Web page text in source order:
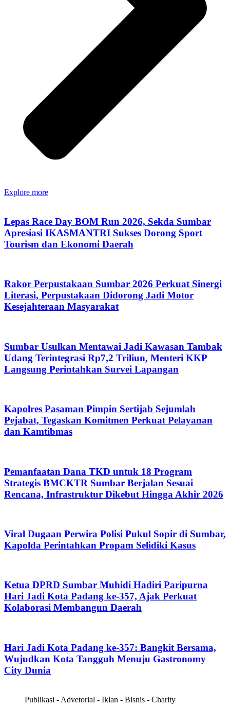
Explore more
Lepas Race Day BOM Run 2026, Sekda Sumbar
Apresiasi IKASMANTRI Sukses Dorong Sport
Tourism dan Ekonomi Daerah
Rakor Perpustakaan Sumbar 2026 Perkuat Sinergi
Literasi, Perpustakaan Didorong Jadi Motor
Kesejahteraan Masyarakat
Sumbar Usulkan Mentawai Jadi Kawasan Tambak
Udang Terintegrasi Rp7,2 Triliun, Menteri KKP
Langsung Perintahkan Survei Lapangan
Kapolres Pasaman Pimpin Sertijab Sejumlah
Pejabat, Tegaskan Komitmen Perkuat Pelayanan
dan Kamtibmas
Pemanfaatan Dana TKD untuk 18 Program
Strategis BMCKTR Sumbar Berjalan Sesuai
Rencana, Infrastruktur Dikebut Hingga Akhir 2026
Viral Dugaan Perwira Polisi Pukul Sopir di Sumbar,
Kapolda Perintahkan Propam Selidiki Kasus
Ketua DPRD Sumbar Muhidi Hadiri Paripurna
Hari Jadi Kota Padang ke-357, Ajak Perkuat
Kolaborasi Membangun Daerah
Hari Jadi Kota Padang ke-357: Bangkit Bersama,
Wujudkan Kota Tangguh Menuju Gastronomy
City Dunia
Publikasi - Advetorial - Iklan - Bisnis - Charity